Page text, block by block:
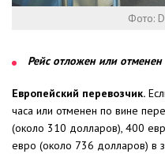
Фото:
Рейс отложен или отменен
Европейский перевозчик.
часа или отменен по вине
(около 310 долларов), 400
евро (около 736 долларов) в